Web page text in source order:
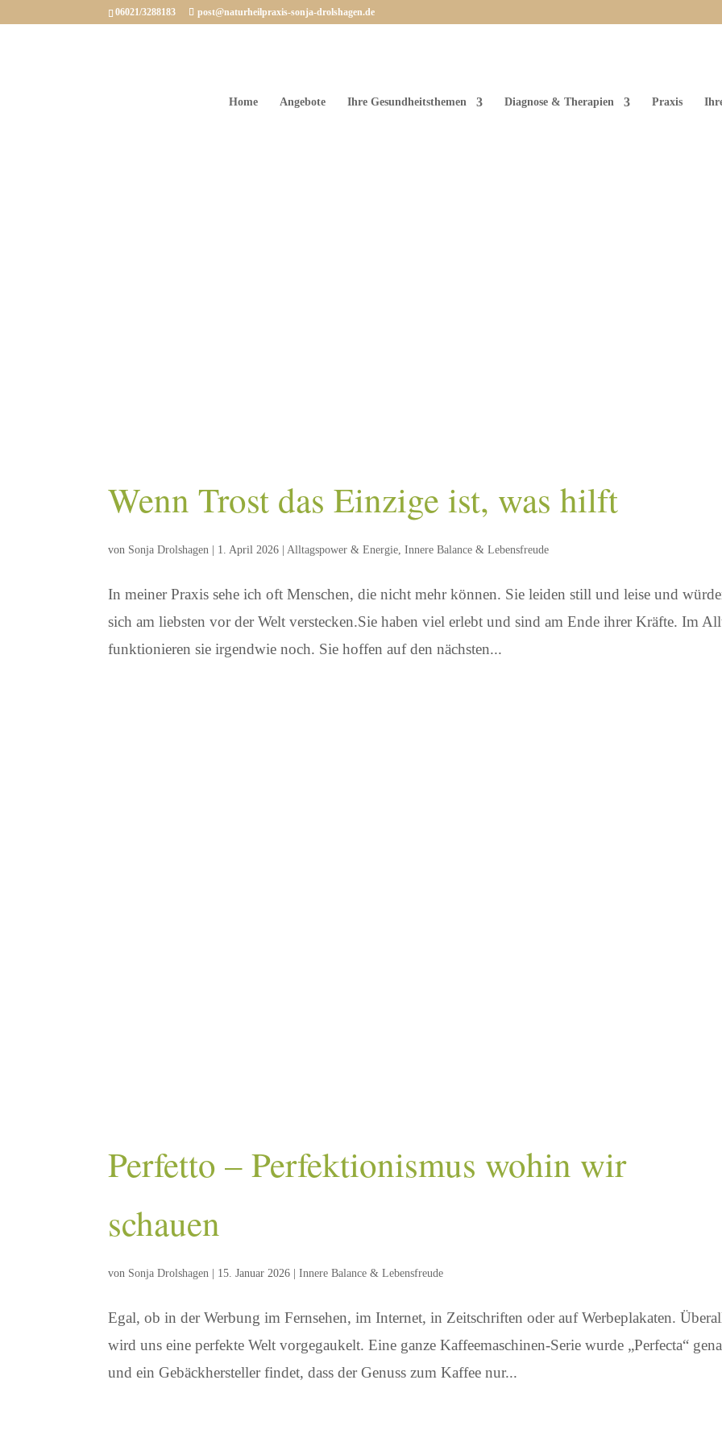
06021/3288183 post@naturheilpraxis-sonja-drolshagen.de
Home Angebote Ihre Gesundheitsthemen Diagnose & Therapien Praxis
Wenn Trost das Einzige ist, was hilft
von Sonja Drolshagen 1. April 2026 Alltagspower & Energie ,Innere Balance & Lebensfreude
In meiner Praxis sehe ich oft Menschen, die nicht mehr können. Sie leiden still und leise und
sich am liebsten vor der Welt verstecken.Sie haben viel erlebt und sind am Ende ihrer Kräfte. Im
funktionieren sie irgendwie noch. Sie hoffen auf den nächsten...
Perfetto – Perfektionismus wohin wir
schauen
von Sonja Drolshagen | 15. Januar 2026 |Innere Balance & Lebensfreude
Egal, ob in der Werbung im Fernsehen, im Internet, in Zeitschriften oder auf Werbeplakaten.
wird uns eine perfekte Welt vorgegaukelt. Eine ganze Kaffeemaschinen-Serie wurde „Perfecta“
und ein Gebäckhersteller findet, dass der Genuss zum Kaffee nur...